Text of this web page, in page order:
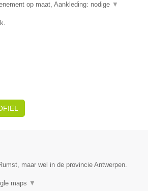
op maat, Aankleding: nodige ▼
maar wel in de provincie Antwerpen.
maps ▼